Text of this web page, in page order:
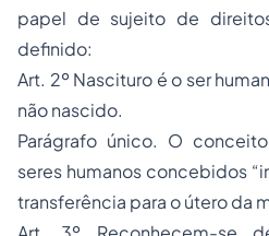
papel de sujeito de
definido:
Art. 2º Nascituro é o ser
não nascido.
Parágrafo único. O
seres humanos concebidos
transferência para o útero da